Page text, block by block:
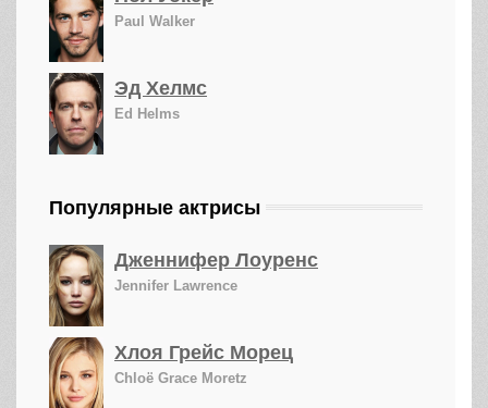
Paul Walker
Эд Хелмс
Ed Helms
Популярные актрисы
Дженнифер Лоуренс
Jennifer Lawrence
Хлоя Грейс Морец
Chloë Grace Moretz